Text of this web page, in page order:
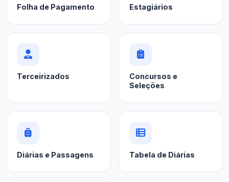
Folha de Pagamento Estagiários
Terceirizados
Concursos e
Seleções
Diárias e Passagens Tabela de Diárias